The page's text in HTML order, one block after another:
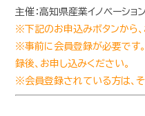
主催：高知県産業イノベーショ
※下記のお申込みボタンから、
※事前に会員登録が必要です
録後、お申し込みください。
※会員登録されている方は、そ